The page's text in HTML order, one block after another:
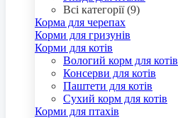
Всі категорії (9)
Корма для черепах
Корми для гризунів
Корми для котів
Вологий корм для котів
Консерви для котів
Паштети для котів
Сухий корм для котів
Корми для птахів